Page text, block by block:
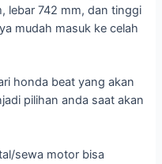
lebar 742 mm, dan tinggi
mudah masuk ke celah
honda beat yang akan
pilihan anda saat akan
sewa motor bisa